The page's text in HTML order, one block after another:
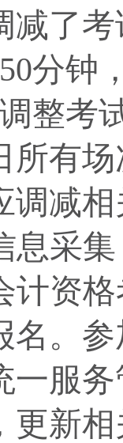
减了
分钟
整考
所有
调减
息采集
计资
名。
一服
更新